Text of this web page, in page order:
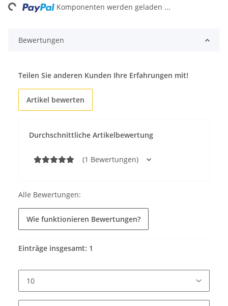
Komponenten werden geladen ...
Bewertungen
Durchschnittliche Artikelbewertung
(1 Bewertungen)
Teilen Sie anderen Kunden Ihre Erfahrungen mit!
Artikel bewerten
Alle Bewertungen:
Wie funktionieren Bewertungen?
Einträge insgesamt: 1